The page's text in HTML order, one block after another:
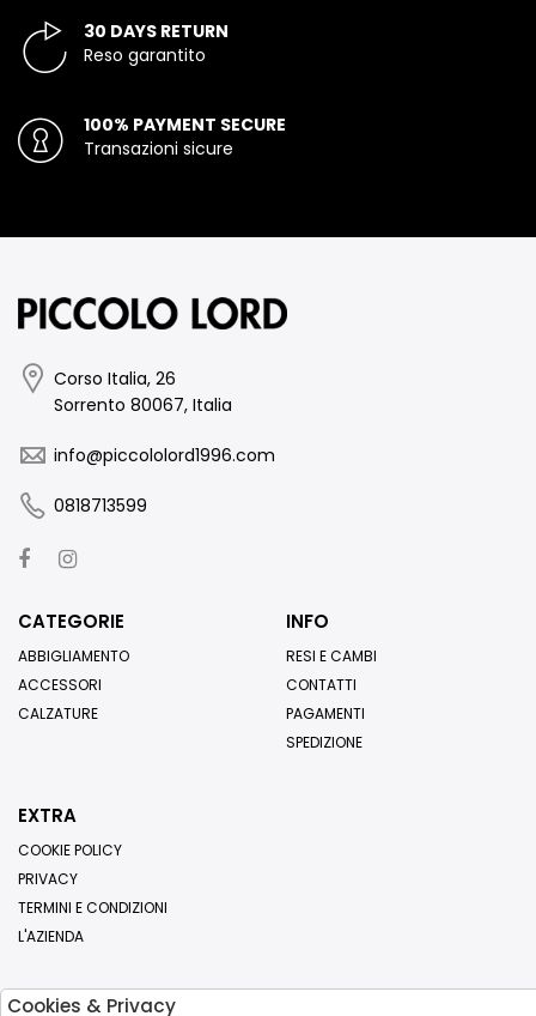
30 DAYS RETURN
Reso garantito
100% PAYMENT SECURE
Transazioni sicure
Corso Italia, 26
Sorrento 80067, Italia
info@piccololord1996.com
0818713599
CATEGORIE
ABBIGLIAMENTO
ACCESSORI
CALZATURE
INFO
RESI E CAMBI
CONTATTI
PAGAMENTI
SPEDIZIONE
EXTRA
COOKIE POLICY
PRIVACY
TERMINI E CONDIZIONI
L'AZIENDA
Cookies & Privacy